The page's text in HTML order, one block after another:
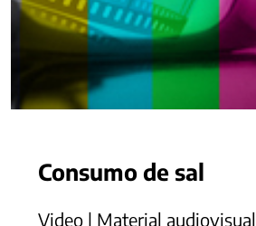
Consumo de sal
Video | Material audiovisual